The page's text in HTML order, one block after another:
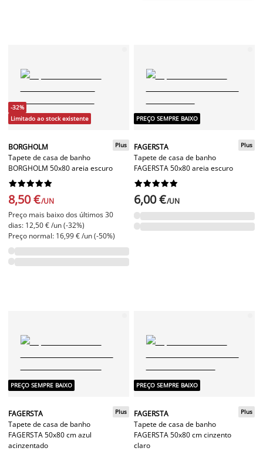
-32%
Limitado ao stock existente
BORGHOLM
Tapete de casa de banho
BORGHOLM 50x80 areia escuro
Plus






8,50 €/UN
Preço mais baixo dos últimos 30
dias: 12,50 € /un (-32%)
Preço normal: 16,99 € /un (-50%)
PREÇO SEMPRE BAIXO
FAGERSTA
Tapete de casa de banho
FAGERSTA 50x80 areia escuro
Plus






6,00 €/UN
PREÇO SEMPRE BAIXO
FAGERSTA
Tapete de casa de banho
FAGERSTA 50x80 cm azul
acinzentado
Plus
PREÇO SEMPRE BAIXO
FAGERSTA
Tapete de casa de banho
FAGERSTA 50x80 cm cinzento
claro
Plus